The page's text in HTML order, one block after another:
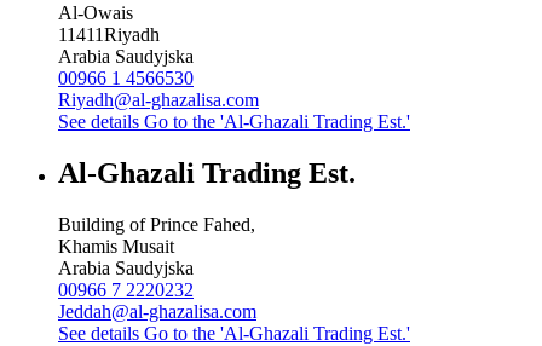
Al-Owais
11411Riyadh
Arabia Saudyjska
00966 1 4566530
Riyadh@al-ghazalisa.com
See details Go to the 'Al-Ghazali Trading Est.'
Al-Ghazali Trading Est.
Building of Prince Fahed,
Khamis Musait
Arabia Saudyjska
00966 7 2220232
Jeddah@al-ghazalisa.com
See details Go to the 'Al-Ghazali Trading Est.'